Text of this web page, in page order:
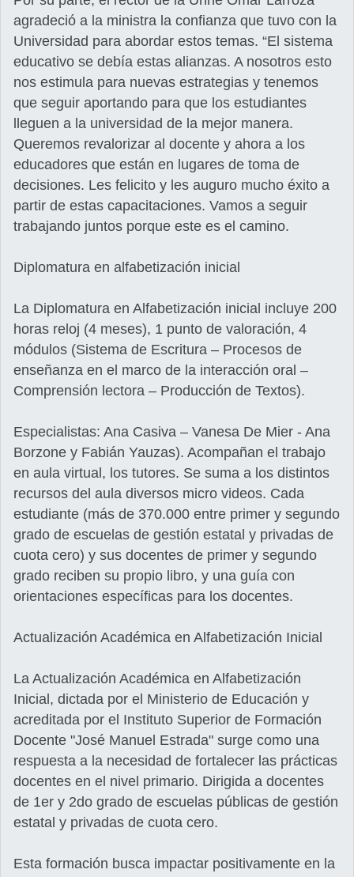
agradeció a la ministra la confianza que tuvo con la
Universidad para abordar estos temas. “El sistema
educativo se debía estas alianzas. A nosotros esto
nos estimula para nuevas estrategias y tenemos
que seguir aportando para que los estudiantes
lleguen a la universidad de la mejor manera.
Queremos revalorizar al docente y ahora a los
educadores que están en lugares de toma de
decisiones. Les felicito y les auguro mucho éxito a
partir de estas capacitaciones. Vamos a seguir
trabajando juntos porque este es el camino.
Diplomatura en alfabetización inicial
La Diplomatura en Alfabetización inicial incluye 200
horas reloj (4 meses), 1 punto de valoración, 4
módulos (Sistema de Escritura – Procesos de
enseñanza en el marco de la interacción oral –
Comprensión lectora – Producción de Textos).
Especialistas: Ana Casiva – Vanesa De Mier - Ana
Borzone y Fabián Yauzas). Acompañan el trabajo
en aula virtual, los tutores. Se suma a los distintos
recursos del aula diversos micro videos. Cada
estudiante (más de 370.000 entre primer y segundo
grado de escuelas de gestión estatal y privadas de
cuota cero) y sus docentes de primer y segundo
grado reciben su propio libro, y una guía con
orientaciones específicas para los docentes.
Actualización Académica en Alfabetización Inicial
La Actualización Académica en Alfabetización
Inicial, dictada por el Ministerio de Educación y
acreditada por el Instituto Superior de Formación
Docente "José Manuel Estrada" surge como una
respuesta a la necesidad de fortalecer las prácticas
docentes en el nivel primario. Dirigida a docentes
de 1er y 2do grado de escuelas públicas de gestión
estatal y privadas de cuota cero.
Esta formación busca impactar positivamente en la